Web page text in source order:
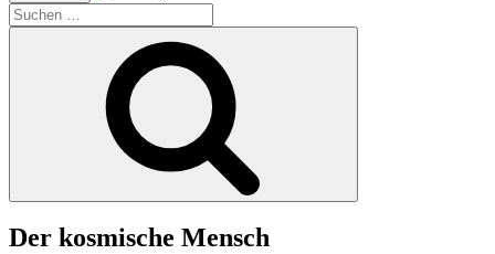
Suche
nach:
Der kosmische Mensch